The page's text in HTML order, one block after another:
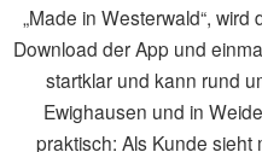
„Made in Westerwald“,
Download der App und
startklar und kann rund
Ewighausen und in
praktisch: Als Kunde sieht